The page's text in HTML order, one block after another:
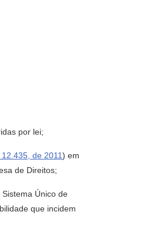
por lei;
12.435, de 2011) em
de Direitos;
Único de
que incidem